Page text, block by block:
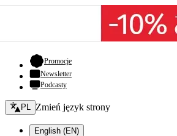
Promocje- otwiera się w nowej karcie
Newsletter
Podcasty
Zmień język - bieżący:
PL Zmień język strony
English (EN)